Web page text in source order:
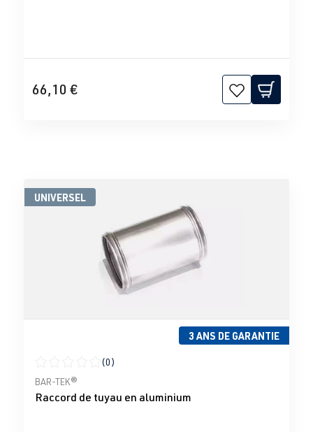
66,10 €
UNIVERSEL
3 ANS DE GARANTIE
Note moyenne de 0 sur 5 étoiles
(0)
BAR-TEK®
Raccord de tuyau en aluminium